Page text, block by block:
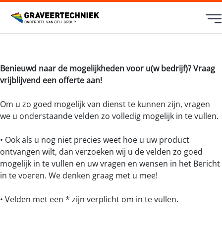
Benieuwd naar de mogelijkheden voor u(w bedrijf)? Vraag
vrijblijvend een offerte aan!
Om u zo goed mogelijk van dienst te kunnen zijn, vragen
we u onderstaande velden zo volledig mogelijk in te vullen.
• Ook als u nog niet precies weet hoe u uw product
ontvangen wilt, dan verzoeken wij u de velden zo goed
mogelijk in te vullen en uw vragen en wensen in het Bericht
in te voeren. We denken graag met u mee!
• Velden met een * zijn verplicht om in te vullen.